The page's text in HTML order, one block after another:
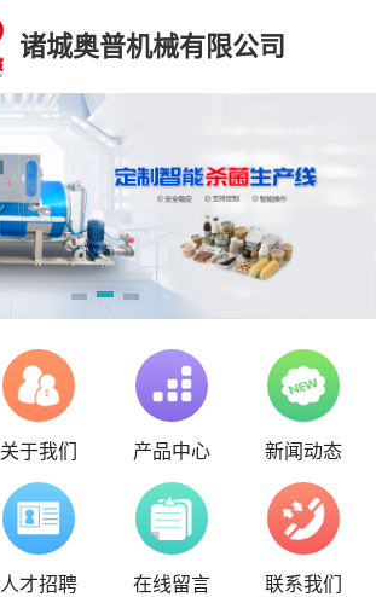
诸城奥普机械有限公司
关于我们 产品中心 新闻动态
人才招聘 在线留言 联系我们